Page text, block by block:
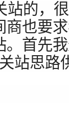
站的，
商也要
。首先
站思路